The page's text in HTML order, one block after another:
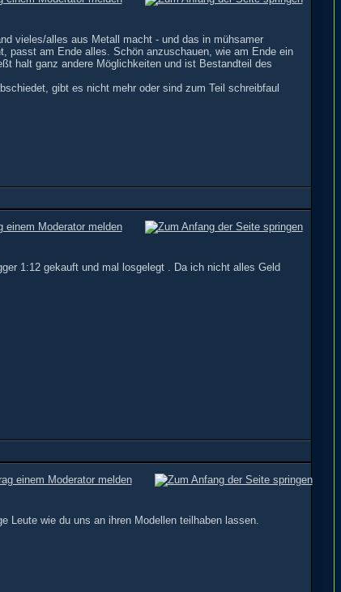
vieles/alles aus Metall macht - und das in mühsamer
passt am Ende alles. Schön anzuschauen, wie am Ende ein
halt ganz andere Möglichkeiten und ist Bestandteil des
gibt es nicht mehr oder sind zum Teil schreibfaul
1:12 gekauft und mal losgelegt . Da ich nicht alles Geld
Leute wie du uns an ihren Modellen teilhaben lassen.